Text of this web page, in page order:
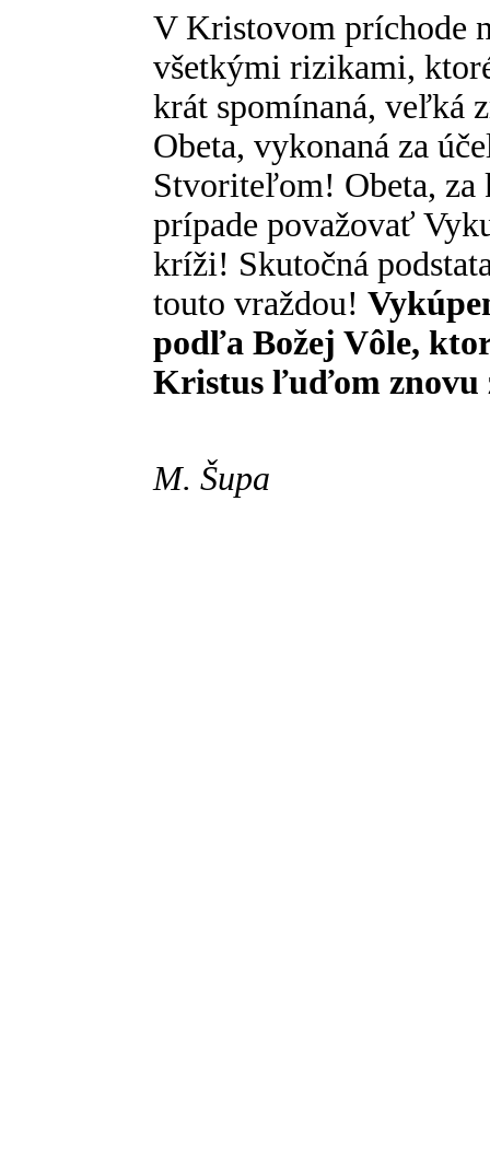
V Kristovom príchode
všetkými rizikami,
krát spomínaná, veľká
Obeta, vykonaná za
Stvoriteľom! Obeta,
prípade považovať
kríži! Skutočná
touto vraždou!
podľa Božej Vôle,
Kristus ľuďom znovu
M. Šupa